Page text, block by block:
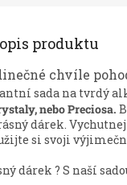
produktu
chvíle
sada na tvrdý
nebo Preciosa.
dárek.
si svoji
dárek ? S naší